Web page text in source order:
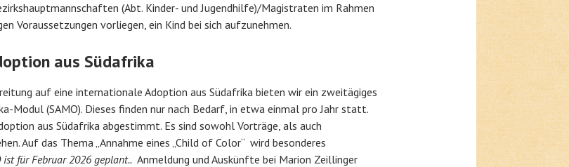
(Abt. Kinder- und Jugendhilfe)/Magistraten im Rahmen
Voraussetzungen vorliegen, ein Kind bei sich aufzunehmen.
aus Südafrika
auf eine internationale Adoption aus Südafrika bieten wir ein zweitägiges
Modul (SAMO). Dieses finden nur nach Bedarf, in etwa einmal pro Jahr statt.
aus Südafrika abgestimmt. Es sind sowohl Vorträge, als auch
Auf das Thema „Annahme eines „Child of Color“ wird besonderes
ist für Februar 2026 geplant.. Anmeldung und Auskünfte bei Marion Zeillinger